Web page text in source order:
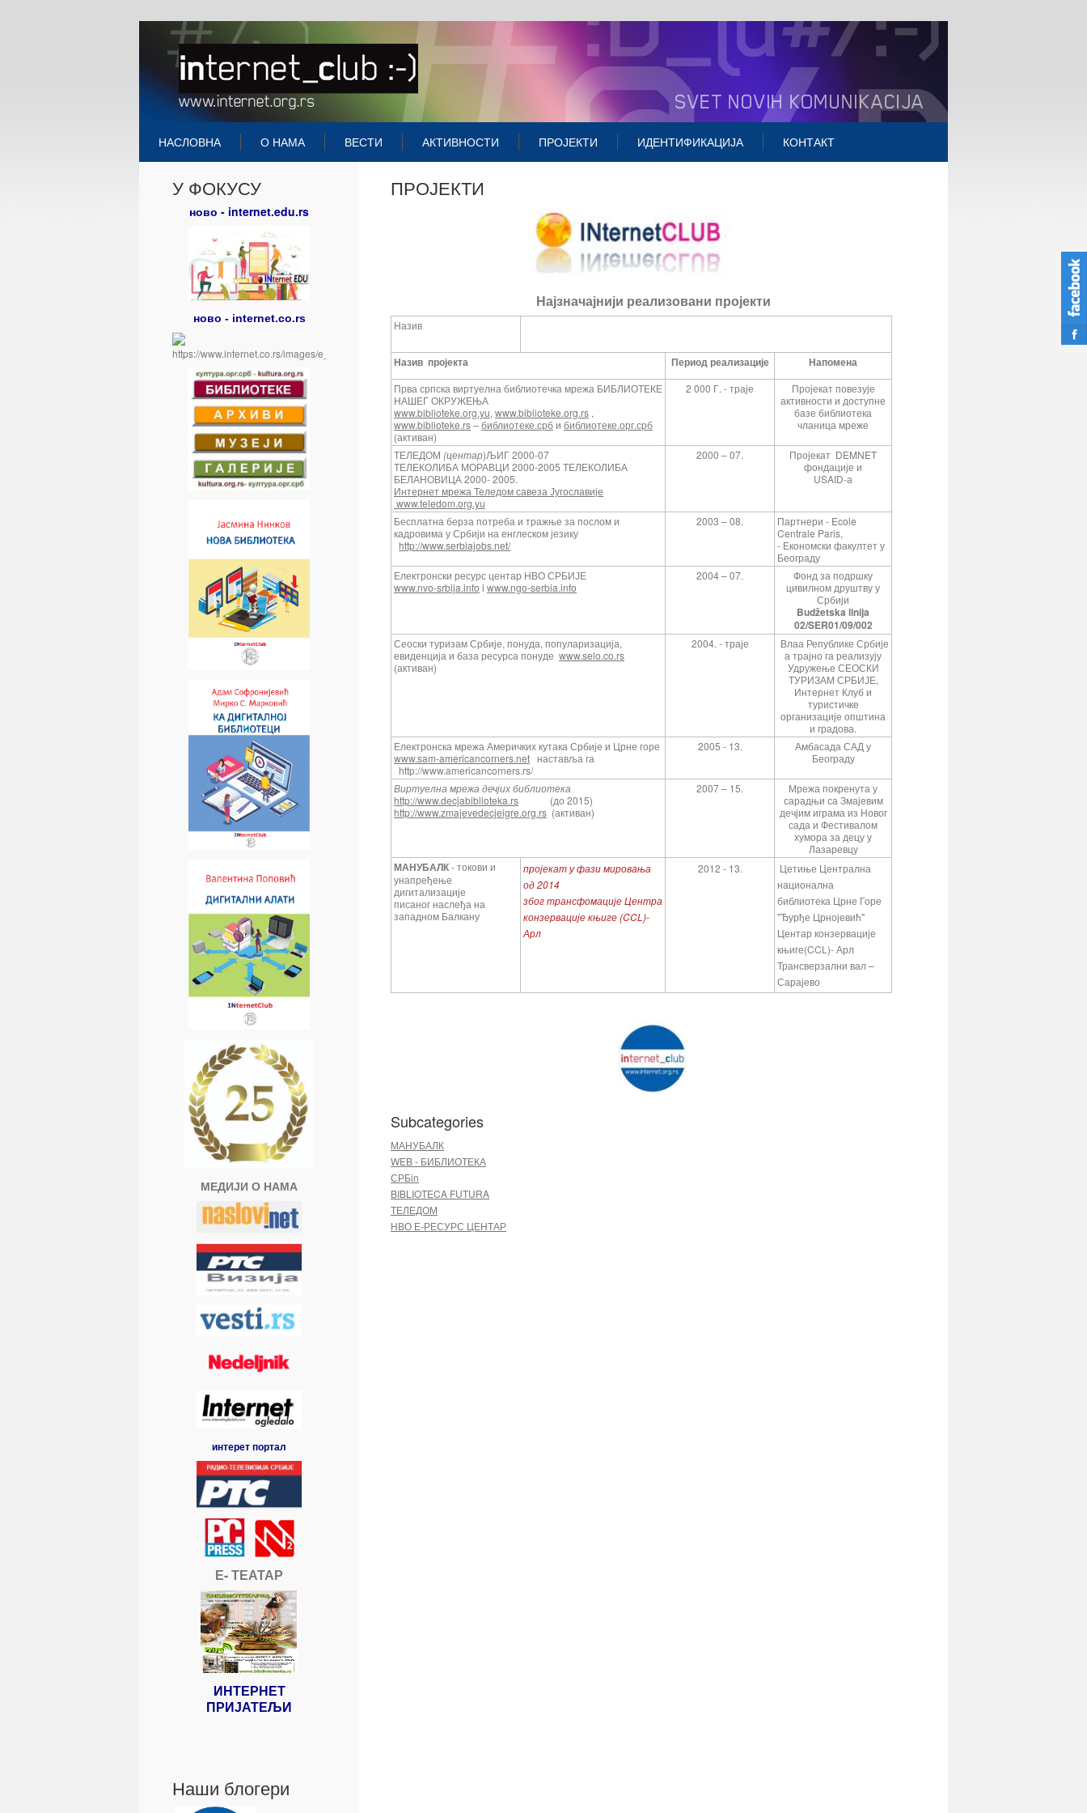
НАСЛОВНА О НАМА ВЕСТИ АКТИВНОСТИ ПРОЈЕКТИ ИДЕНТИФИКАЦИЈА КОНТАКТ
У ФОКУСУ
ново - internet.edu.rs
ново - internet.co.rs
МЕДИЈИ О НАМА
интерет портал
Е- ТЕАТАР
ИНТЕРНЕТ
ПРИЈАТЕЉИ
Наши блогери
ПРОЈЕКТИ
Најзначајнији реализовани пројекти
Назив
Назив пројекта Период реализације Напомена
Прва српска виртуелна библиотечка мрежа БИБЛИОТЕКЕ
НАШЕГ ОКРУЖЕЊА
www.biblioteke.org.yu, www.biblioteke.org.rs ,
www.biblioteke.rs–библиотеке.срби библиотеке.орг.срб
(активан)
2 000 Г. - траје
Пројекат повезује
активности и доступне
базе библиотека
чланица мреже
ТЕЛЕДОМ (центар)ЉИГ 2000-07
ТЕЛЕКОЛИБА МОРАВЦИ 2000-2005 ТЕЛЕКОЛИБА
БЕЛАНОВИЦА 2000- 2005.
Интернет мрежа Теледом савеза Југославије
www.teledom.org.yu
2000 – 07.
Пројекат DEMNET
фондације и
USAID-а
Бесплатна берза потреба и тражње за послом и
кадровима у Србији на енглеском језику
http://www.serbiajobs.net/
2003 – 08.
Партнери - Ecole
Centrale Paris,
- Економски факултет у
Београду
Електронски ресурс центар НВО СРБИЈЕ
www.nvo-srbija.info i www.ngo-serbia.info
2004 – 07.
Фонд за подршку
цивилном друштву у
Србији
Budžetska linija
02/SER01/09/002
Сеоски туризам Србије, понуда, популаризација,
евиденција и база ресурса понуде www.selo.co.rs
(активан)
2004. - траје
Влаа Републике Србије
а трајно га реализују
Удружење СЕОСКИ
ТУРИЗАМ СРБИЈЕ,
Интернет Клуб и
туристичке
организације општина
и градова.
Електронска мрежа Америчких кутака Србије и Црне горе
www.sam-americancorners.net наставља га
http://www.americancorners.rs/
2005 - 13.
Амбасада САД у
Београду
Виртуелна мрежа дечјих библиотека
http://www.decjabiblioteka.rs (до 2015)
http://www.zmajevedecjeigre.org.rs (активан)
2007 – 15.
Мрежа покренута у
сарадњи са Змајевим
дечјим играма из Новог
сада и Фестивалом
хумора за децу у
Лазаревцу
МАНУБАЛК- токови и
унапређење
дигитализације
писаног наслеђа на
западном Балкану
пројекат у фази мировања
од 2014
због трансфомације Центра
конзервације књиге (CCL)-
Арл
2012 - 13.
Цетиње Централна
национална
библиотека Црне Горе
"Ђурђе Црнојевић"
Центар конзервације
књиге(CCL)- Арл
Трансверзални вал –
Сарајево
Subcategories
МАНУБАЛК
WEB - БИБЛИОТЕКА
СРБin
BIBLIOTECA FUTURA
ТЕЛЕДОМ
НВО Е-РЕСУРС ЦЕНТАР